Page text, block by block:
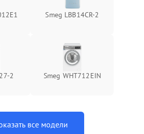
Smeg LBB14CR-2
2 Smeg WHT712EIN
все модели